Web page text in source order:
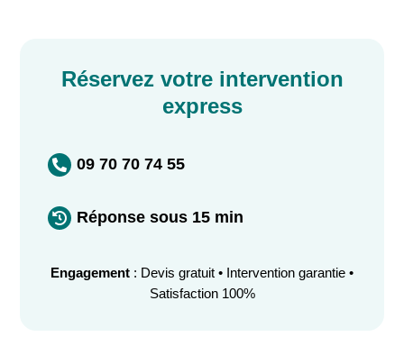
Réservez votre intervention
express
 09 70 70 74 55
 Réponse sous 15 min
Engagement : Devis gratuit • Intervention garantie •
Satisfaction 100%